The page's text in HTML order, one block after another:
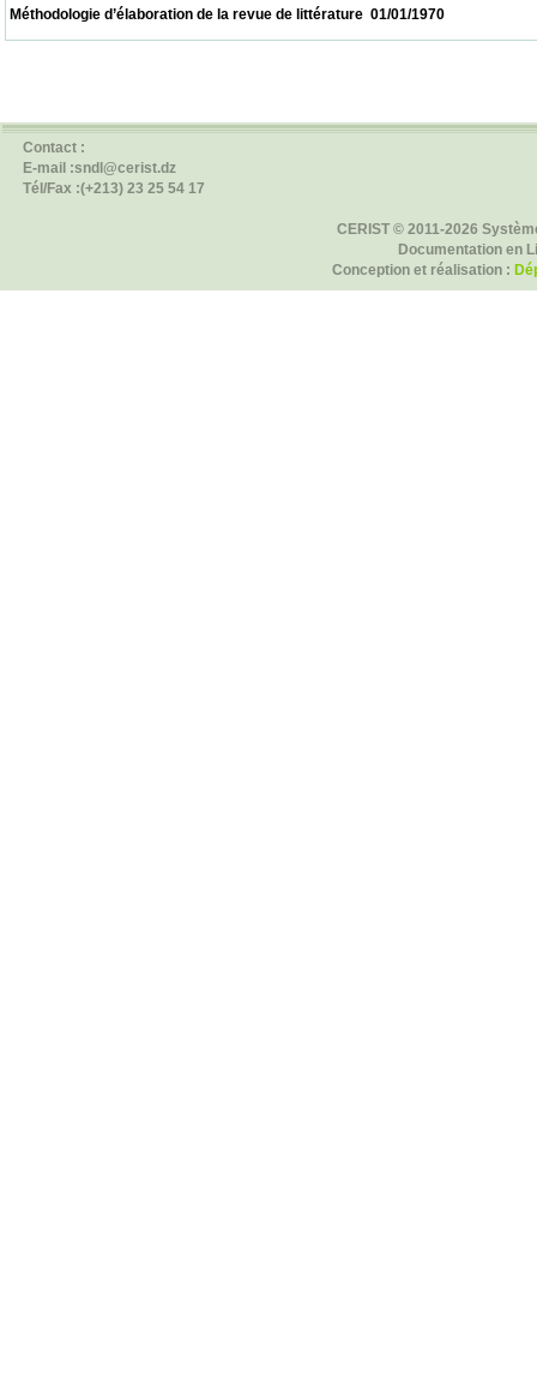
Méthodologie d’élaboration de la revue de littérature  01/01/
Contact :
E-mail :sndl@cerist.dz
Tél/Fax :(+213) 23 25 54 17
CERIST © 2011-2026
Documentation en
Conception et réalisation :